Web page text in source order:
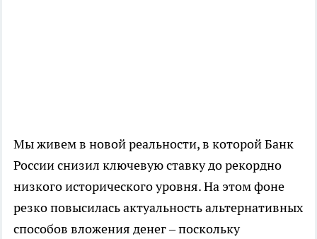
Мы живем в новой реальности, в которой Банк
России снизил ключевую ставку до рекордно
низкого исторического уровня. На этом фоне
резко повысилась актуальность альтернативных
способов вложения денег – поскольку